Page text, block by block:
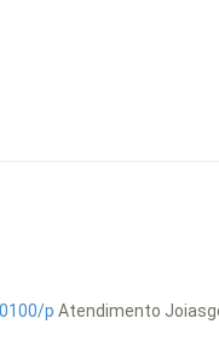
p Atendimento